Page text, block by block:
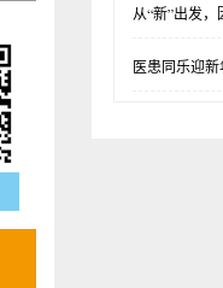
从“新”出发
医患同乐迎